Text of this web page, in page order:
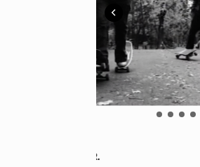
AKIRA OZAWA / 尾澤 彰